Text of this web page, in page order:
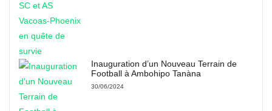
Inauguration d’un Nouveau Terrain de
Football à Ambohipo Tanàna
30/06/2024